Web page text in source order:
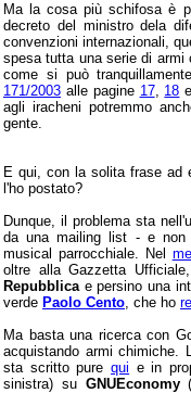
Ma la cosa più schifosa è
decreto del ministro dela
convenzioni internazionali,
spesa tutta una serie di
come si può
171/2003 alle pagine 17, 18
agli iracheni potremmo
gente.
E qui, con la solita frase ad
l'ho postato?
Dunque, il problema sta
da una mailing list - e
musical parrocchiale. Nel
oltre alla Gazzetta
Repubblicae persino una
verde Paolo Cento, che ho
Ma basta una ricerca con
acquistando armi chimiche.
sta scritto purequi e in
sinistra) su GNUEconomy